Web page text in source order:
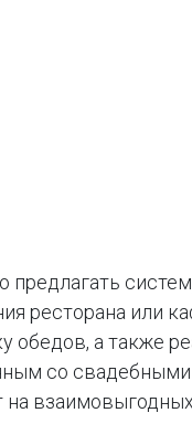
ресторана или
обедов, а также
со